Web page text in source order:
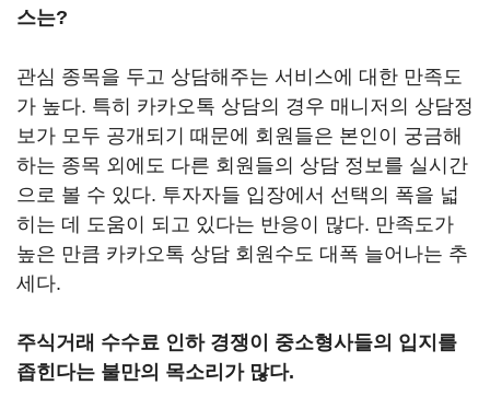
스는?
관심 종목을 두고 상담해주는 서비스에 대한 만족도
가 높다. 특히 카카오톡 상담의 경우 매니저의 상담정
보가 모두 공개되기 때문에 회원들은 본인이 궁금해
하는 종목 외에도 다른 회원들의 상담 정보를 실시간
으로 볼 수 있다. 투자자들 입장에서 선택의 폭을 넓
히는 데 도움이 되고 있다는 반응이 많다. 만족도가
높은 만큼 카카오톡 상담 회원수도 대폭 늘어나는 추
세다.
주식거래 수수료 인하 경쟁이 중소형사들의 입지를
좁힌다는 불만의 목소리가 많다.